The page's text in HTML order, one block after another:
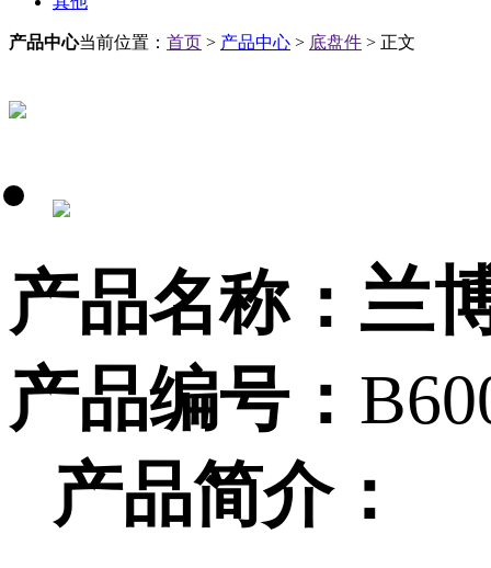
产品中心当前位置： 首页 > 产品中心 > 底盘件 > 正文
产品名称： 兰
产品编号：
产品简介：